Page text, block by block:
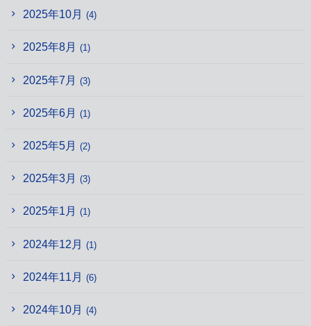
2025年10月 (4)
2025年8月 (1)
2025年7月 (3)
2025年6月 (1)
2025年5月 (2)
2025年3月 (3)
2025年1月 (1)
2024年12月 (1)
2024年11月 (6)
2024年10月 (4)